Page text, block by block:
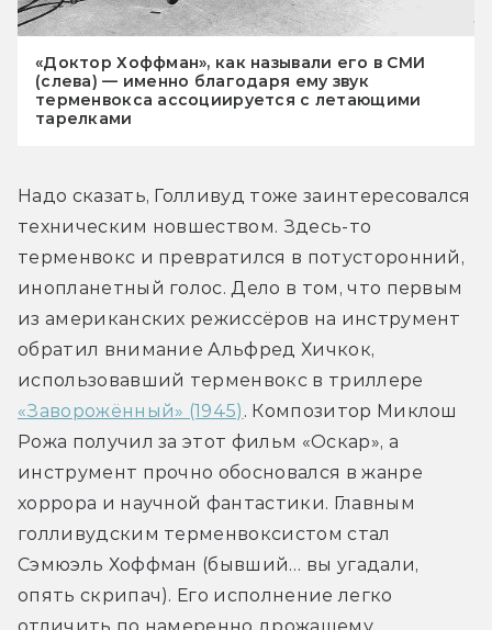
«Доктор Хоффман», как называли его в СМИ
(слева) — именно благодаря ему звук
терменвокса ассоциируется с летающими
тарелками
Надо сказать, Голливуд тоже заинтересовался
техническим новшеством. Здесь-то
терменвокс и превратился в потусторонний,
инопланетный голос. Дело в том, что первым
из американских режиссёров на инструмент
обратил внимание Альфред Хичкок,
«Заворожённый» (1945) . Композитор Миклош
Рожа получил за этот фильм «Оскар», а
инструмент прочно обосновался в жанре
хоррора и научной фантастики. Главным
голливудским терменвоксистом стал
Сэмюэль Хоффман (бывший… вы угадали,
опять скрипач). Его исполнение легко